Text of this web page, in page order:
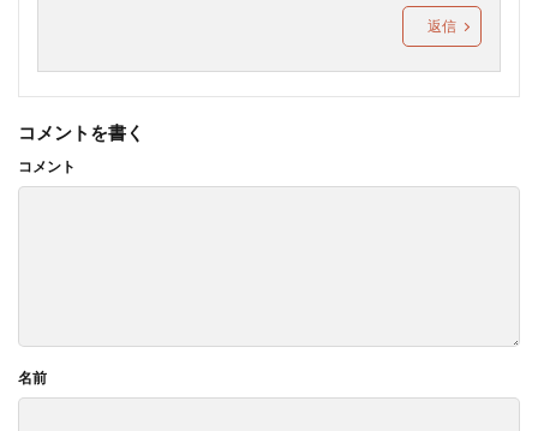
返信
コメントを書く
コメント
名前